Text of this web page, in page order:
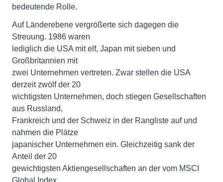
bedeutende Rolle.
Auf Länderebene vergrößerte sich dagegen die
Streuung. 1986 waren
lediglich die USA mit elf, Japan mit sieben und
Großbritannien mit
zwei Unternehmen vertreten. Zwar stellen die USA
derzeit zwölf der 20
wichtigsten Unternehmen, doch stiegen Gesellschaften
aus Russland,
Frankreich und der Schweiz in der Rangliste auf und
nahmen die Plätze
japanischer Unternehmen ein. Gleichzeitig sank der
Anteil der 20
gewichtigsten Aktiengesellschaften an der vom MSCI
Global Index